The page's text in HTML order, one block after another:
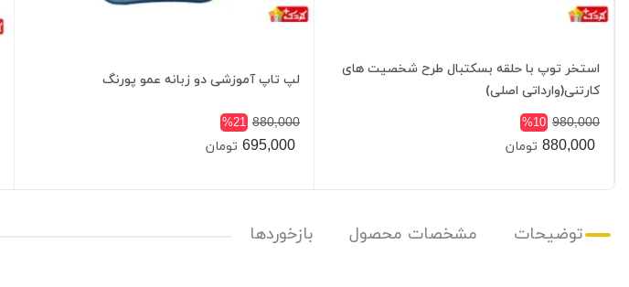
استخر توپ با حلقه بسکتبال طرح شخصیت های
کارتنی(وارداتی اصلی)
980,000
%10
880,000 تومان
لپ تاپ آموزشی دو زبانه عمو پورنگ
880,000
%21
695,000 تومان
توضیحات مشخصات محصول بازخوردها